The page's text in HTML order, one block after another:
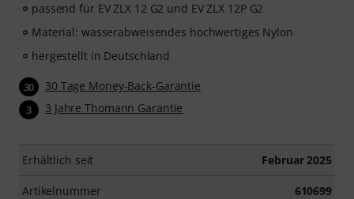
passend für EV ZLX 12 G2 und EV ZLX 12P G2
Material: wasserabweisendes hochwertiges Nylon
hergestellt in Deutschland
30 30 Tage Money-Back-Garantie
3 3 Jahre Thomann Garantie
Erhältlich seit Februar 2025
Artikelnummer 610699